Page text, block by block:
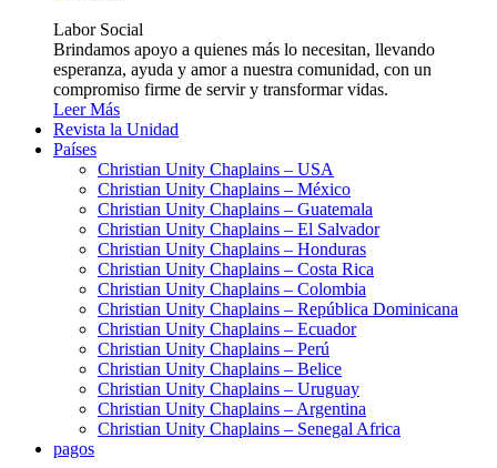
Labor Social
Brindamos apoyo a quienes más lo necesitan, llevando
esperanza, ayuda y amor a nuestra comunidad, con un
compromiso firme de servir y transformar vidas.
Leer Más
Revista la Unidad
Países
Christian Unity Chaplains – USA
Christian Unity Chaplains – México
Christian Unity Chaplains – Guatemala
Christian Unity Chaplains – El Salvador
Christian Unity Chaplains – Honduras
Christian Unity Chaplains – Costa Rica
Christian Unity Chaplains – Colombia
Christian Unity Chaplains – República Dominicana
Christian Unity Chaplains – Ecuador
Christian Unity Chaplains – Perú
Christian Unity Chaplains – Belice
Christian Unity Chaplains – Uruguay
Christian Unity Chaplains – Argentina
Christian Unity Chaplains – Senegal Africa
pagos